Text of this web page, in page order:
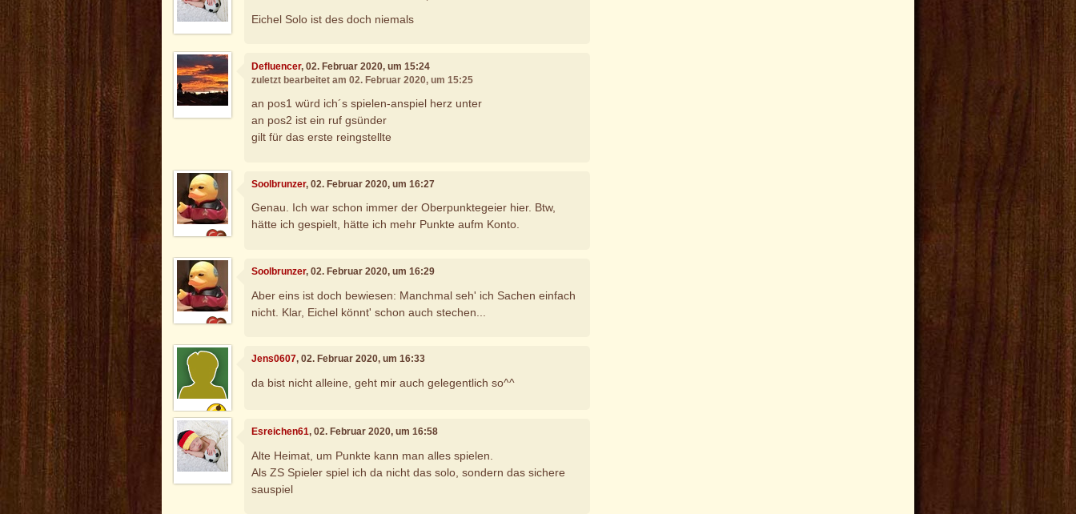
Eichel Solo ist des doch niemals
Defluencer, 02. Februar 2020, um 15:24
zuletzt bearbeitet am 02. Februar 2020, um 15:25
an pos1 würd ich´s spielen-anspiel herz unter
an pos2 ist ein ruf gsünder
gilt für das erste reingstellte
Soolbrunzer, 02. Februar 2020, um 16:27
Genau. Ich war schon immer der Oberpunktegeier hier. Btw,
hätte ich gespielt, hätte ich mehr Punkte aufm Konto.
Soolbrunzer, 02. Februar 2020, um 16:29
Aber eins ist doch bewiesen: Manchmal seh' ich Sachen einfach
nicht. Klar, Eichel könnt' schon auch stechen...
Jens0607, 02. Februar 2020, um 16:33
da bist nicht alleine, geht mir auch gelegentlich so^^
Esreichen61, 02. Februar 2020, um 16:58
Alte Heimat, um Punkte kann man alles spielen.
Als ZS Spieler spiel ich da nicht das solo, sondern das sichere
sauspiel